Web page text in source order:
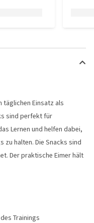
täglichen Einsatz als
sind perfekt für
Lernen und helfen dabei,
zu halten. Die Snacks sind
Der praktische Eimer hält
Trainings